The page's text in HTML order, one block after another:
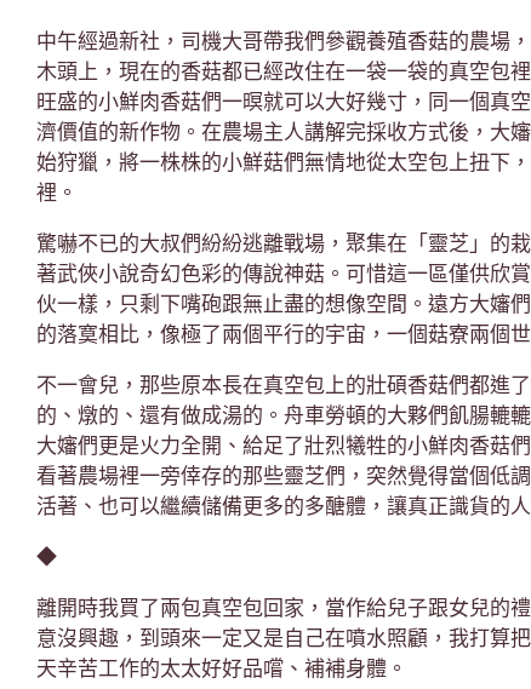
中午經過新社，司機大哥帶我們參觀養殖香菇的農場
木頭上，現在的香菇都已經改住在一袋一袋的真空包
旺盛的小鮮肉香菇們一暝就可以大好幾寸，同一個真
濟價值的新作物。在農場主人講解完採收方式後，大
始狩獵，將一株株的小鮮菇們無情地從太空包上扭下
裡。
驚嚇不已的大叔們紛紛逃離戰場，聚集在「靈芝」的
著武俠小說奇幻色彩的傳說神菇。可惜這一區僅供欣
伙一樣，只剩下嘴砲跟無止盡的想像空間。遠方大嬸
的落寞相比，像極了兩個平行的宇宙，一個菇寮兩個
不一會兒，那些原本長在真空包上的壯碩香菇們都進
的、燉的、還有做成湯的。舟車勞頓的大夥們飢腸轆
大嬸們更是火力全開、給足了壯烈犧牲的小鮮肉香菇
看著農場裡一旁倖存的那些靈芝們，突然覺得當個低
活著、也可以繼續儲備更多的多醣體，讓真正識貨的人
◆
離開時我買了兩包真空包回家，當作給兒子跟女兒的
意沒興趣，到頭來一定又是自己在噴水照顧，我打算
天辛苦工作的太太好好品嚐、補補身體。